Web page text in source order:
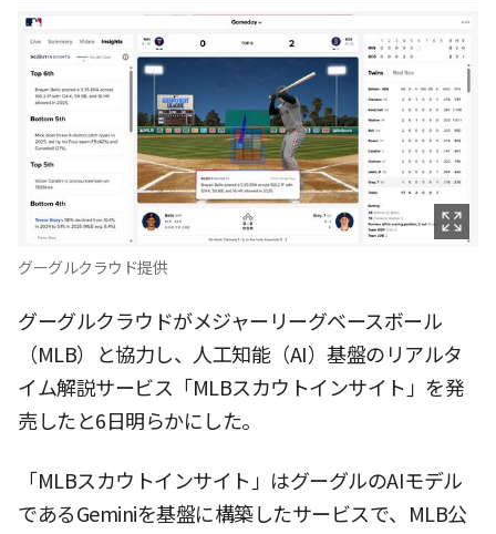
グーグルクラウド提供
グーグルクラウドがメジャーリーグベースボール
（MLB）と協力し、人工知能（AI）基盤のリアルタ
イム解説サービス「MLBスカウトインサイト」を発
売したと6日明らかにした。
「MLBスカウトインサイト」はグーグルのAIモデル
であるGeminiを基盤に構築したサービスで、MLB公